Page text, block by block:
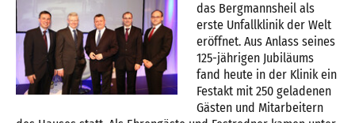
das Bergmannsheil als
erste Unfallklinik der Welt
eröffnet. Aus Anlass seines
125-jährigen Jubiläums
fand heute in der Klinik ein
Festakt mit 250 geladenen
Gästen und Mitarbeitern